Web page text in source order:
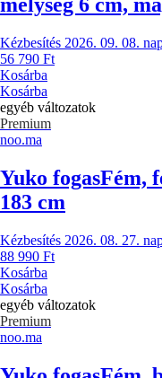
Kézbesítés 2026. 09. 08.
56 790 Ft
Kosárba
Kosárba
egyéb változatok
Premium
noo.ma
Yuko fogasFém,
183 cm
Kézbesítés 2026. 08. 27.
88 990 Ft
Kosárba
Kosárba
egyéb változatok
Premium
noo.ma